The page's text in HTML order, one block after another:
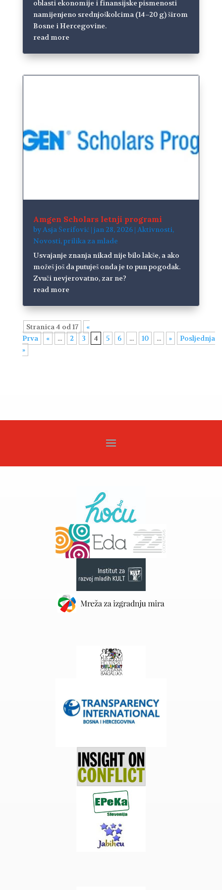
oblasti ekonomije i finansijske pismenosti
namijenjeno srednjoškolcima (14–20 g) širom
Bosne i Hercegovine.
read more
Amgen Scholars letnji programi
byAsja Šerifović| jan 28, 2026| Aktivnosti,
Novosti,prilika za mlade
Usvajanje znanja nikad nije bilo lakše, a ako
možeš još da putuješ onda je to pun pogodak.
Zvuči nevjerovatno, zar ne?
read more
Stranica 4 od 17
«
Prva
« ... 2 3 4 5 6 ... 10 ... »
Posljednja
»